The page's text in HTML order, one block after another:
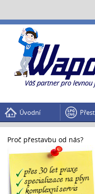
Proč přestavbu od nás?
Úvodní